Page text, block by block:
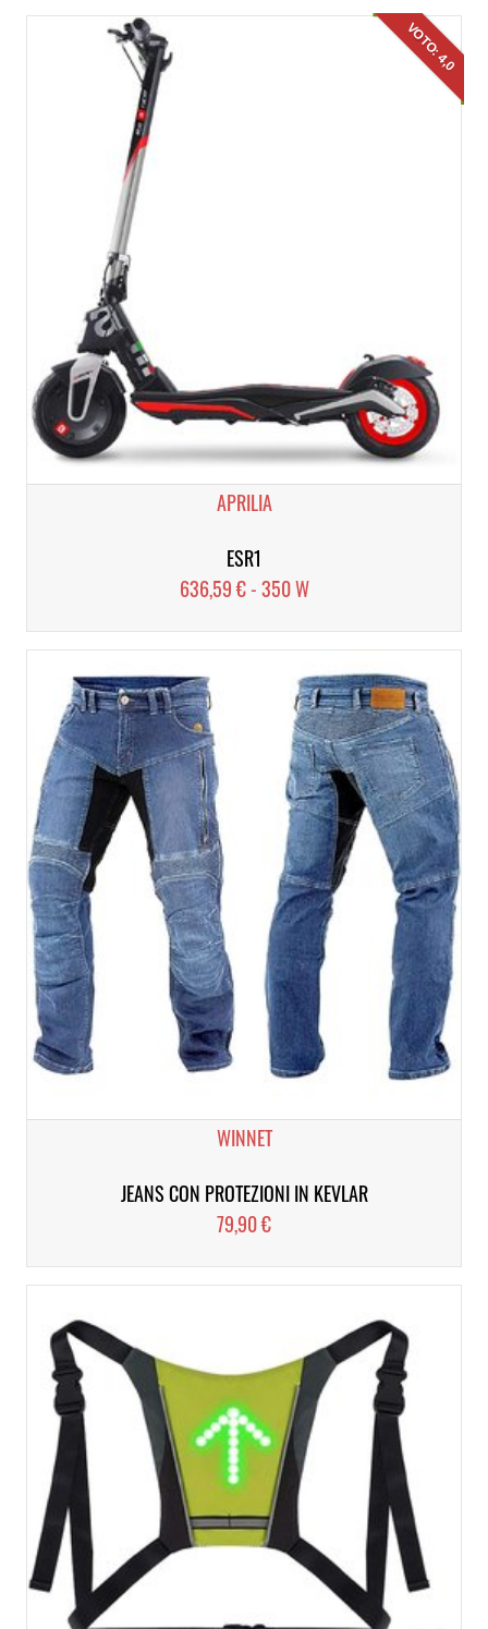
VOTO: 4,0
APRILIA
ESR1
636,59 € - 350 W
WINNET
JEANS CON PROTEZIONI IN KEVLAR
79,90 €